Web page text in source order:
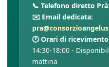
📞 Telefono diretto Prà:
✉️ Email dedicata:
🕐 Orari di
14:30-18:00 -
mattina